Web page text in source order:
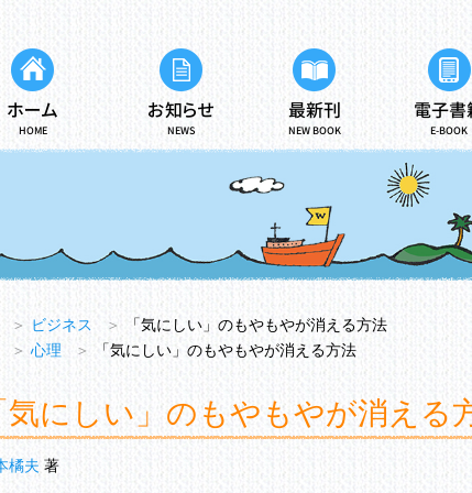
ホーム
HOME
お知らせ
NEWS
最新刊
NEW BOOK
電子書
E-BOOK
＞ ビジネス ＞
「気にしい」のもやもやが消える方法
＞ 心理 ＞ 「気にしい」のもやもやが消える方法
気にしい」のもやもやが消える
橘夫 著